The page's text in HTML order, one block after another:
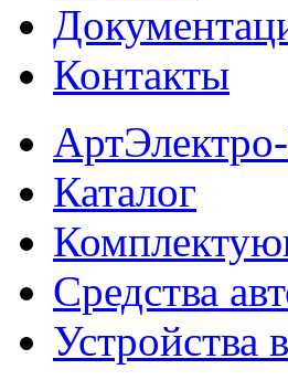
Контакты
Каталог
Средства
Устройства